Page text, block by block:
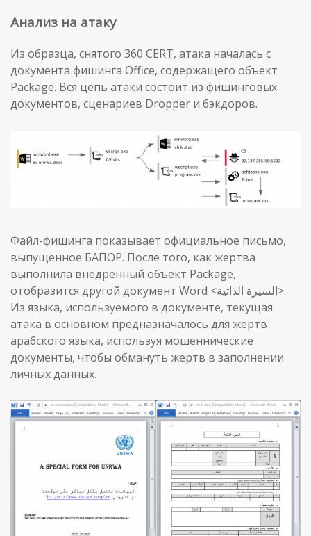
Анализ на атаку
Из образца, снятого 360 CERT, атака началась с
документа фишинга Office, содержащего объект
Package. Вся цепь атаки состоит из фишинговых
документов, сценариев Dropper и бэкдоров.
Файл-фишинга показывает официальное письмо,
выпущенное БАПОР. После того, как жертва
выполнила внедренный объект Package,
отобразится другой документ Word <السيرة الذاتية>.
Из языка, используемого в документе, текущая
атака в основном предназначалось для жертв
арабского языка, используя мошеннические
документы, чтобы обмануть жертв в заполнении
личных данных.